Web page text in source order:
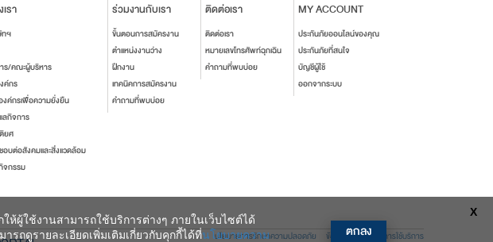
X
ผู้ใช้งานสามารถใช้บริการต่างๆ ภายในเว็บไซต์ได้
ถดูรายละเอียดเพิ่มเติมเกี่ยวกับคุกกี้ได้ที่นโยบายความ ตกลง
รา
ทฯ
ร/คณะผู้บริหาร
ค์กร
ค์กรเพื่อความยั่งยืน
ลกิจการ
ยศ
บต่อสังคมและสิ่งแวดล้อม
จกรรม
ร่วมงานกับเรา
ขั้นตอนการสมัครงาน
ตำแหน่งงานว่าง
ฝึกงาน
เทคนิคการสมัครงาน
คำถามที่พบบ่อย
ติดต่อเรา
ติดต่อเรา
หมายเลขโทรศัพท์ฉุกเฉิน
คำถามที่พบบ่อย
MY ACCOUNT
ประกันภัยออนไลน์ของคุณ
ประกันภัยที่สนใจ
บัญชีผู้ใช้
ออกจากระบบ
นโยบายการรักษาความปลอดภัย ข้อตกลงและเงื่อนไขการใช้บริการ